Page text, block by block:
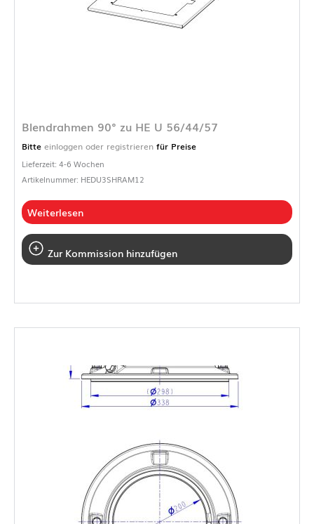
Blendrahmen 90° zu HE U 56/44/57
Bitte einloggen oder registrieren für Preise
Lieferzeit: 4-6 Wochen
Artikelnummer: HEDU3SHRAM12
Weiterlesen
Zur Kommission hinzufügen